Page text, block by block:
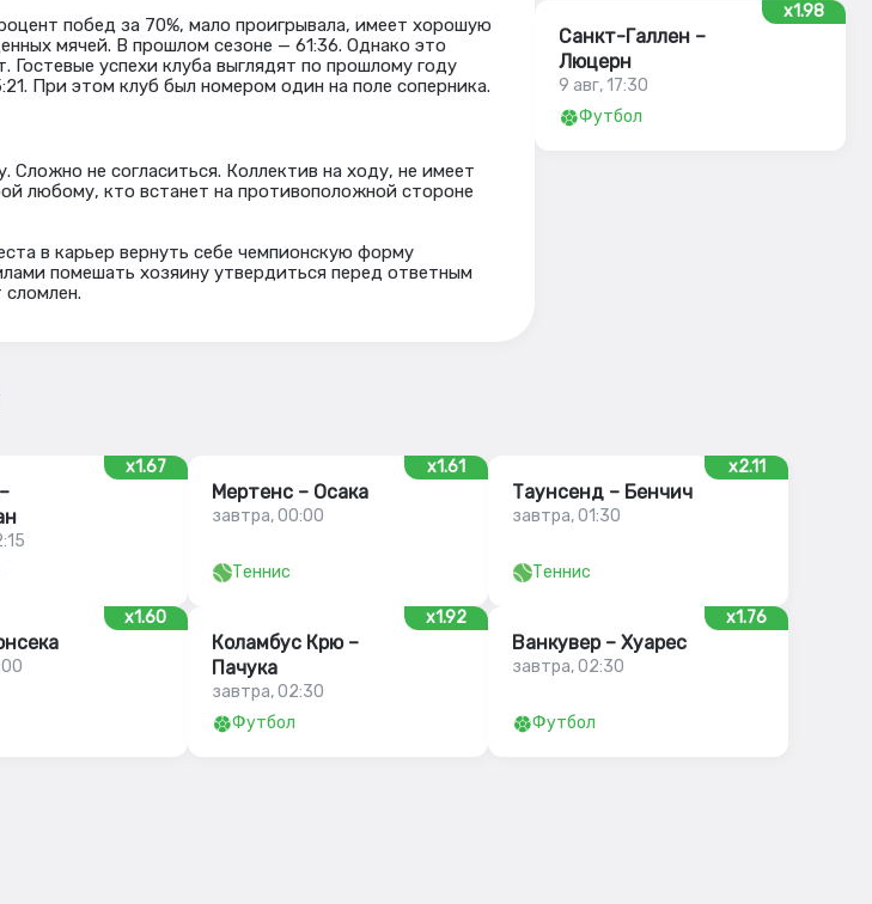
побед за 70%, мало проигрывала, имеет хорошую
мячей. В прошлом сезоне — 61:36. Однако это
успехи клуба выглядят по прошлому году
При этом клуб был номером один на поле соперника.
не согласиться. Коллектив на ходу, не имеет
любому, кто встанет на противоположной стороне
в карьер вернуть себе чемпионскую форму
помешать хозяину утвердиться перед ответным
x1.98
Санкт-Галлен –
Люцерн
9 авг, 17:30
Футбол
x1.67 x1.61
Мертенс – Осака
завтра, 00:00
Теннис
x2.11
Таунсенд – Бенчич
завтра, 01:30
Теннис
x1.60 x1.92
Коламбус Крю –
Пачука
завтра, 02:30
Футбол
x1.76
Ванкувер – Хуарес
завтра, 02:30
Футбол